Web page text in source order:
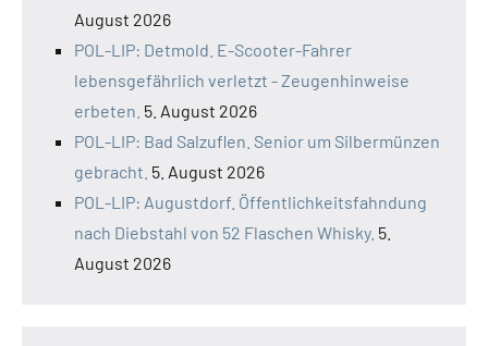
August 2026
POL-LIP: Detmold. E-Scooter-Fahrer
lebensgefährlich verletzt - Zeugenhinweise
erbeten. 5. August 2026
POL-LIP: Bad Salzuflen. Senior um Silbermünzen
gebracht. 5. August 2026
POL-LIP: Augustdorf. Öffentlichkeitsfahndung
nach Diebstahl von 52 Flaschen Whisky. 5.
August 2026